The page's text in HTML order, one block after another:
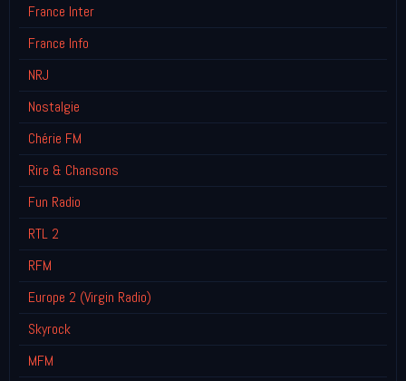
France Inter
France Info
NRJ
Nostalgie
Chérie FM
Rire & Chansons
Fun Radio
RTL 2
RFM
Europe 2 (Virgin Radio)
Skyrock
MFM